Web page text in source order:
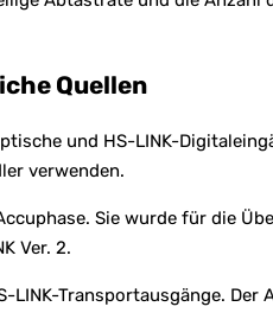
Quellen
und HS-LINK-
verwenden.
Sie wurde für die
Ver. 2.
Transportausgänge.